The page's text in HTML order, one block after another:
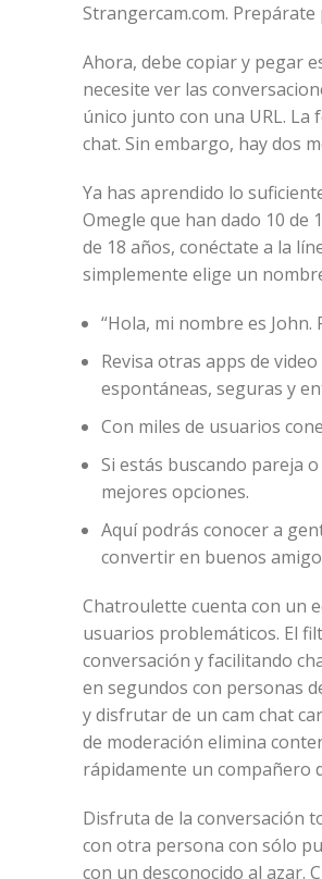
Strangercam.com. Prepárate
Ahora, debe copiar y pegar
necesite ver las
único junto con una URL.
chat. Sin embargo, hay dos
Ya has aprendido lo
Omegle que han dado 10
de 18 años, conéctate a la
simplemente elige un
“Hola, mi nombre es
Revisa otras apps de
espontáneas, seguras y
Con miles de usuarios
Si estás buscando pareja
mejores opciones.
Aquí podrás conocer a
convertir en buenos
Chatroulette cuenta con un
usuarios problemáticos. El
conversación y facilitando
en segundos con personas
y disfrutar de un cam chat
de moderación elimina
rápidamente un compañero
Disfruta de la conversación
con otra persona con sólo
con un desconocido al azar.